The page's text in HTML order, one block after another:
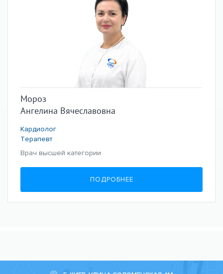
Мороз
Ангелина Вячеславовна
Кардиолог
Терапевт
Врач высшей категории
ПОДРОБНЕЕ